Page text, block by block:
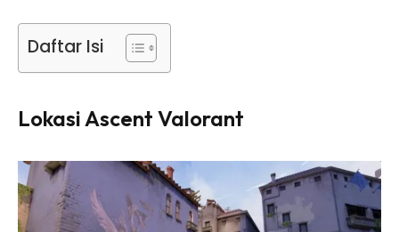
Daftar Isi
Lokasi Ascent Valorant